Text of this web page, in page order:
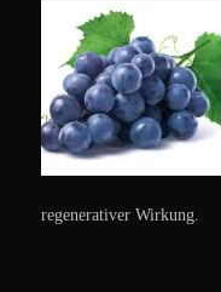
regenerativer Wirkung.